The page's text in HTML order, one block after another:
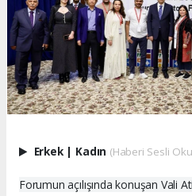
Erkek Kadın (Haberi Sesli
Forumun açılışında konuşan Vali